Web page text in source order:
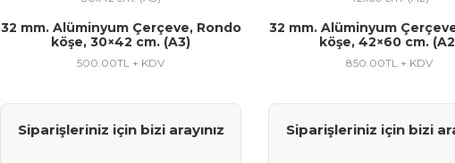
32 mm. Alüminyum Çerçeve, Rondo
köşe, 30×42 cm. (A3)
500.00TL + KDV
Siparişleriniz için bizi arayınız
32 mm. Alüminyum
köşe, 42×60 cm.
850.00TL + KDV
Siparişleriniz için bizi